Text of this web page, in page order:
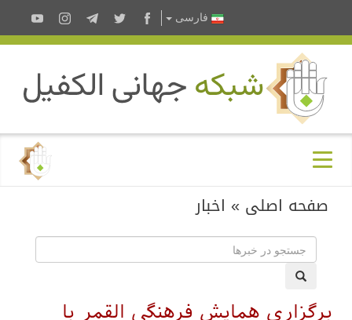
فارسى
صفحه اصلی » اخبار
برگزاری همایش فرهنگی القمر با